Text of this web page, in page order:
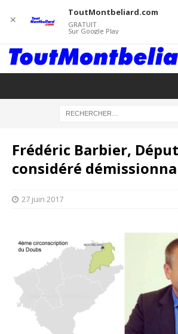
Frédéric Barbier,
considéré
27 juin 2017
✕
ToutMontbeliard.com
GRATUIT
Sur Google Play